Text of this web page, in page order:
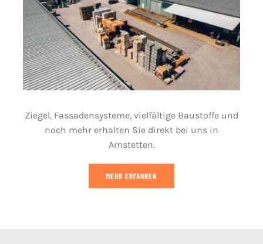
Ziegel, Fassadensysteme, vielfältige Baustoffe und
noch mehr erhalten Sie direkt bei uns in
Amstetten.
MEHR ERFAHREN